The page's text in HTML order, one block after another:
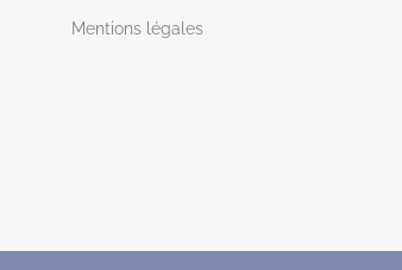
Mentions légales